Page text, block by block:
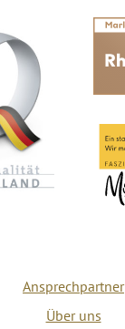
Ansprechpartner
Über uns